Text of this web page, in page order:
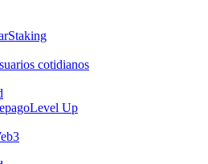
Staking
cotidianos
Level Up